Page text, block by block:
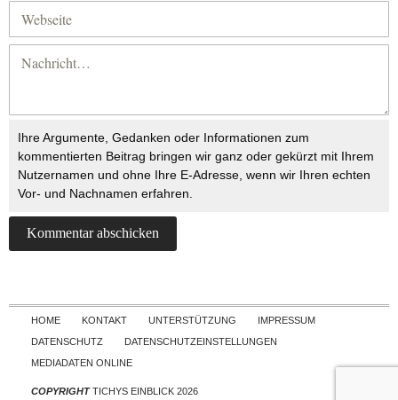
Ihre Argumente, Gedanken oder Informationen zum
kommentierten Beitrag bringen wir ganz oder gekürzt mit Ihrem
Nutzernamen und ohne Ihre E-Adresse, wenn wir Ihren echten
Vor- und Nachnamen erfahren.
Skip to content
HOME KONTAKT UNTERSTÜTZUNG
IMPRESSUM
DATENSCHUTZ
DATENSCHUTZEINSTELLUNGEN
MEDIADATEN ONLINE
COPYRIGHTTICHYS EINBLICK 2026